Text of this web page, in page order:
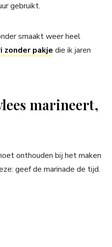
gebruikt.
smaakt weer heel
zonder pakje die ik jaren
marineert,
onthouden bij het maken
geef de marinade de tijd.